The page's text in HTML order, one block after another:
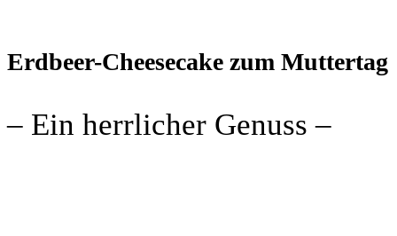
Erdbeer-Cheesecake zum Muttertag
– Ein herrlicher Genuss –